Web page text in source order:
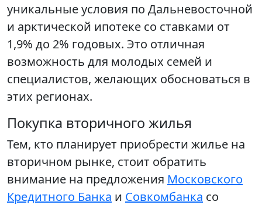
уникальные условия по Дальневосточной
и арктической ипотеке со ставками от
1,9% до 2% годовых. Это отличная
возможность для молодых семей и
специалистов, желающих обосноваться в
этих регионах.
Покупка вторичного жилья
Тем, кто планирует приобрести жилье на
вторичном рынке, стоит обратить
внимание на предложения Московского
Кредитного Банка и Совкомбанка со